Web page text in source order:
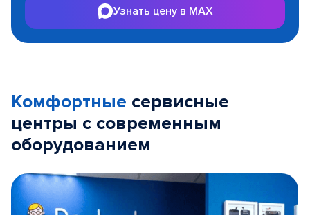
Узнать цену в MAX
Комфортные сервисные
центры с современным
оборудованием